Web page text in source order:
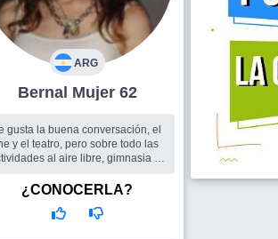
ARG
Bernal Mujer 62
gusta la buena conversación, el
y el teatro, pero sobre todo las
al aire libre, gimnasia ,
¿CONOCERLA?